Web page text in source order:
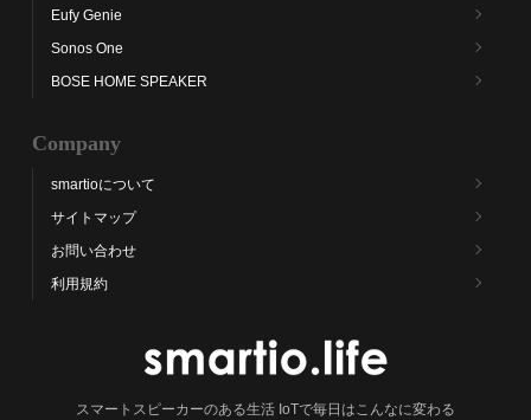
Eufy Genie
Sonos One
BOSE HOME SPEAKER
Company
smartioについて
サイトマップ
お問い合わせ
利用規約
スマートスピーカーのある生活 IoTで毎日はこんなに変わる